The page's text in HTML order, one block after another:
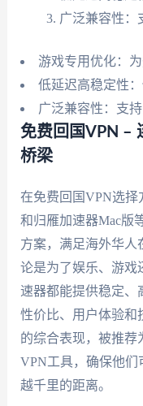
广泛兼容性：
游戏专用优化：
低延迟高稳定性
广泛兼容性：支
免费回国VPN –
桥梁
在免费回国VPN选择
和归雁加速器Mac版
方案，满足海外华人
论是为了娱乐、游戏
速器都能提供稳定、
性价比、用户体验和
的综合表现，被推荐
VPN工具，确保他们
越千里的距离。